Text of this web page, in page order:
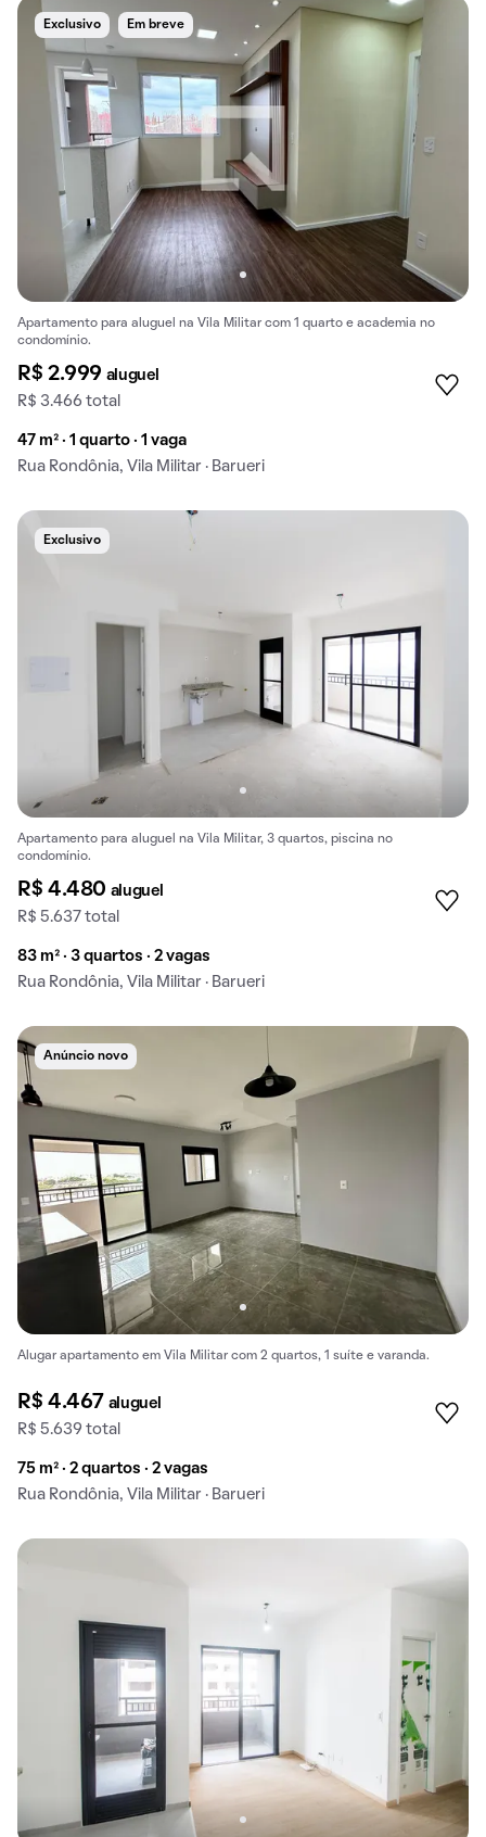
Exclusivo Em breve
Apartamento para aluguel na Vila Militar com 1 quarto e academia no
condomínio.
R$ 2.999 aluguel
R$ 3.466 total
47 m² · 1 quarto · 1 vaga
Rua Rondônia, Vila Militar · Barueri
Exclusivo
Apartamento para aluguel na Vila Militar, 3 quartos, piscina no
condomínio.
R$ 4.480 aluguel
R$ 5.637 total
83 m² · 3 quartos · 2 vagas
Rua Rondônia, Vila Militar · Barueri
Anúncio novo
Alugar apartamento em Vila Militar com 2 quartos, 1 suíte e varanda.
R$ 4.467 aluguel
R$ 5.639 total
75 m² · 2 quartos · 2 vagas
Rua Rondônia, Vila Militar · Barueri